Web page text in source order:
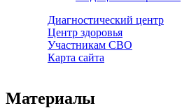
Диагностический центр
Центр здоровья
Участникам СВО
Карта сайта
Материалы